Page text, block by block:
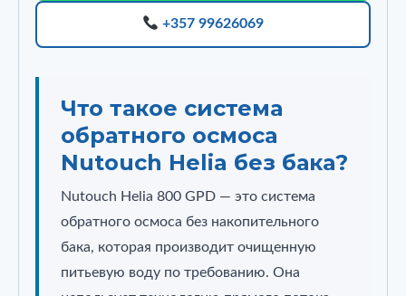
+357 99626069
Что такое система
обратного осмоса
Nutouch Helia без бака?
Nutouch Helia 800 GPD — это система
обратного осмоса без накопительного
бака, которая производит очищенную
питьевую воду по требованию. Она